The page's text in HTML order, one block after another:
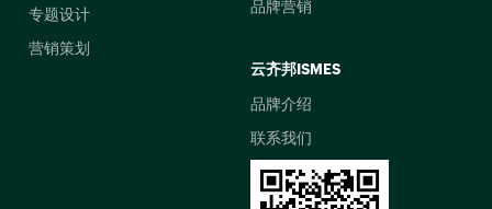
专题设计
营销策划
云齐邦ISMES
品牌介绍
联系我们